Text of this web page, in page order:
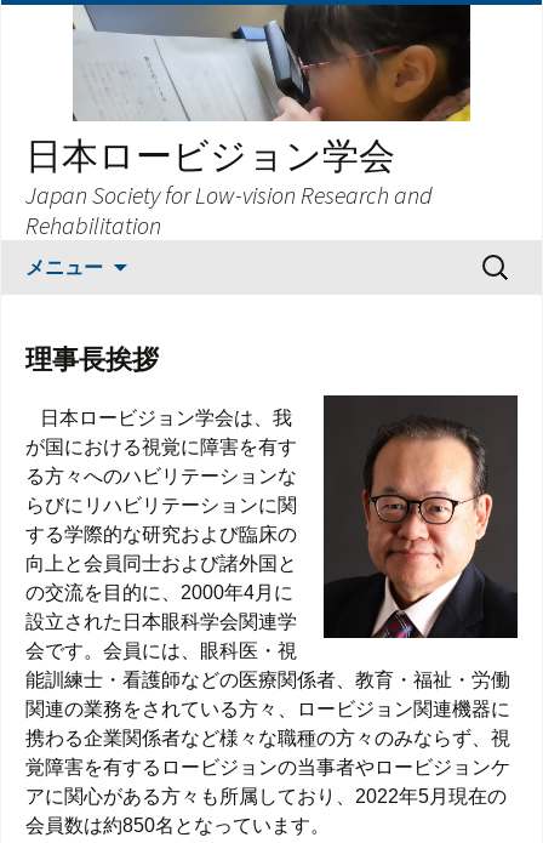
日本ロービジョン学会
Japan Society for Low-vision Research and
Rehabilitation
メニュー
ツ
ス
キ
ッ
プ
検
索:
理事長挨拶
日本ロービジョン学会は、我
が国における視覚に障害を有す
る方々へのハビリテーションな
らびにリハビリテーションに関
する学際的な研究および臨床の
向上と会員同士および諸外国と
の交流を目的に、2000年4月に
設立された日本眼科学会関連学
会です。会員には、眼科医・視
能訓練士・看護師などの医療関係者、教育・福祉・労働
関連の業務をされている方々、ロービジョン関連機器に
携わる企業関係者など様々な職種の方々のみならず、視
覚障害を有するロービジョンの当事者やロービジョンケ
アに関心がある方々も所属しており、2022年5月現在の
会員数は約850名となっています。